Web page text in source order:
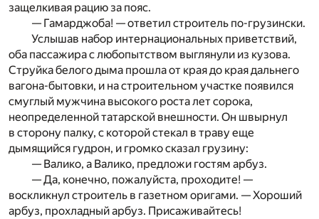
защелкивая рацию за пояс.
— Гамарджоба! — ответил строитель по-грузински.
Услышав набор интернациональных приветствий,
оба пассажира с любопытством выглянули из кузова.
Струйка белого дыма прошла от края до края дальнего
вагона-бытовки, и на строительном участке появился
смуглый мужчина высокого роста лет сорока,
неопределенной татарской внешности. Он швырнул
в сторону палку, с которой стекал в траву еще
дымящийся гудрон, и громко сказал грузину:
— Валико, а Валико, предложи гостям арбуз.
— Да, конечно, пожалуйста, проходите! —
воскликнул строитель в газетном оригами. — Хороший
арбуз, прохладный арбуз. Присаживайтесь!